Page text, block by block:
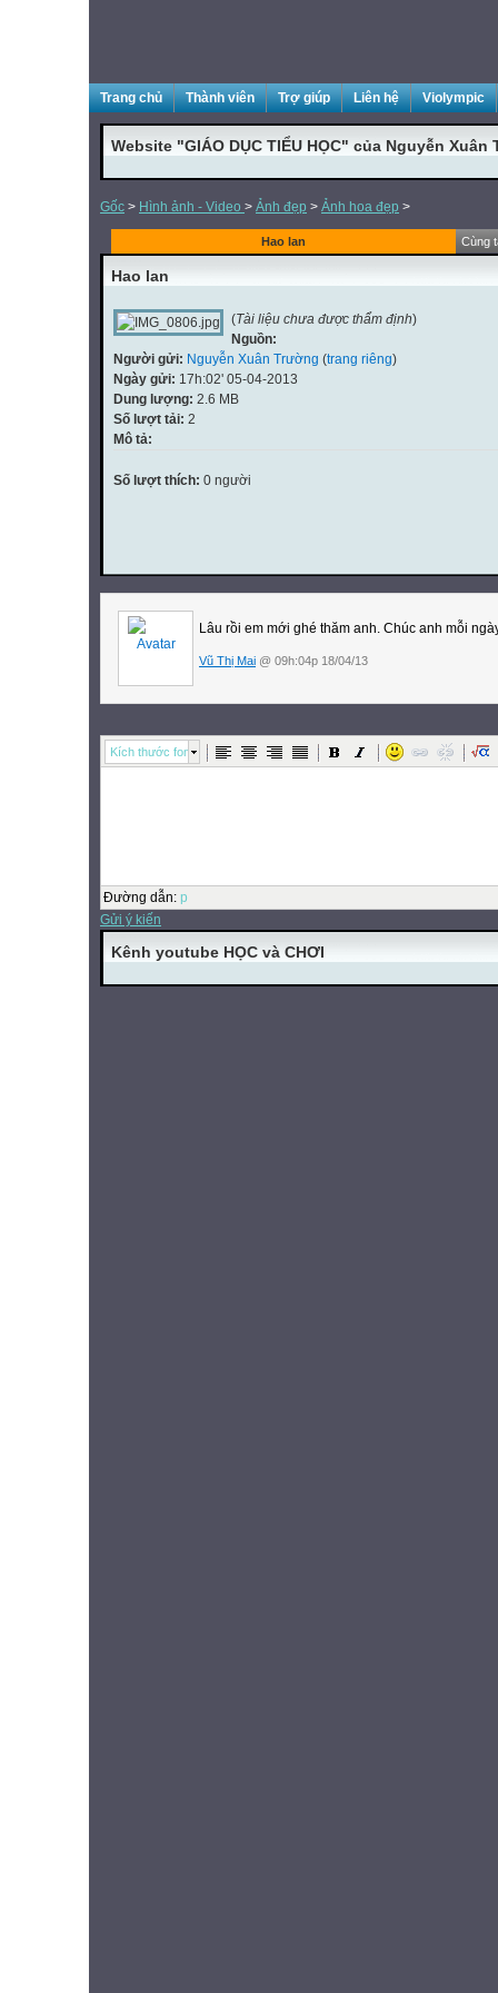
Trang chủ Thành viên Trợ giúp Liên hệ Violympic
Website "GIÁO DỤC TIỂU HỌC" của Nguyễn Xuân
Gốc > Hình ảnh - Video > Ảnh đẹp > Ảnh hoa đẹp >
Hao lan Cùng
Hao lan
(Tài liệu chưa được thẩm định)
Nguồn:
Người gửi: Nguyễn Xuân Trường (trang riêng)
Ngày gửi: 17h:02' 05-04-2013
Dung lượng: 2.6 MB
Số lượt tải: 2
Mô tả:
Số lượt thích: 0 người
Lâu rồi em mới ghé thăm anh. Chúc anh mỗi
Vũ Thị Mai @ 09h:04p 18/04/13
Kích thước font
Đường dẫn: p
Gửi ý kiến
Kênh youtube HỌC và CHƠI